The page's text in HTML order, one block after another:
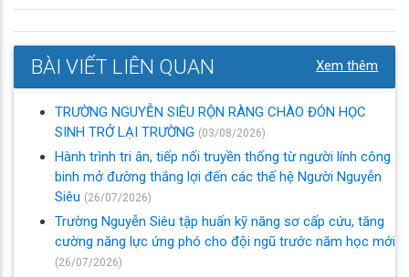
BÀI VIẾT LIÊN QUAN Xem thêm
TRƯỜNG NGUYỄN SIÊU RỘN RÀNG CHÀO ĐÓN HỌC
SINH TRỞ LẠI TRƯỜNG (03/08/2026)
Hành trình tri ân, tiếp nối truyền thống từ người lính công
binh mở đường thắng lợi đến các thế hệ Người Nguyễn
Siêu (26/07/2026)
Trường Nguyễn Siêu tập huấn kỹ năng sơ cấp cứu, tăng
cường năng lực ứng phó cho đội ngũ trước năm học mới
(26/07/2026)